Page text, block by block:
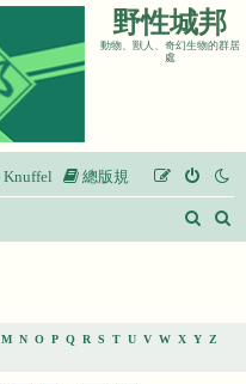
野性城邦
動物、獸人、奇幻生物的群居
處
Knuffel 總版規
搜
M N O P Q R S T U V W X Y Z